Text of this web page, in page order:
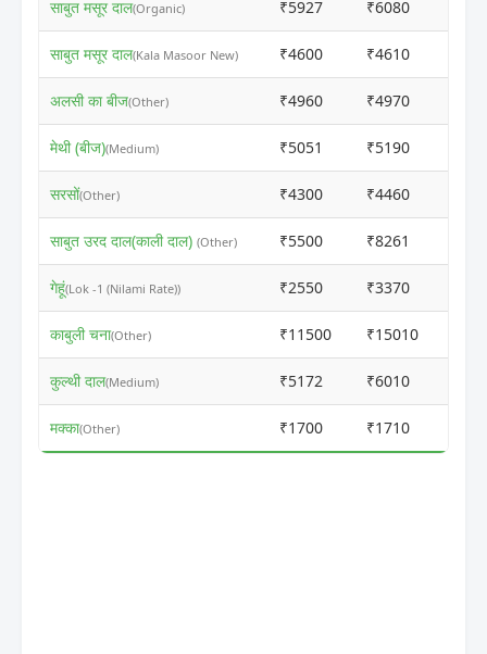
साबुत मसूर दाल(Organic) ₹5927 ₹6080
साबुत मसूर दाल(Kala Masoor New) ₹4600 ₹4610
अलसी का बीज(Other) ₹4960 ₹4970
मेथी (बीज)(Medium) ₹5051 ₹5190
सरसों(Other) ₹4300 ₹4460
साबुत उरद दाल(काली दाल) (Other) ₹5500 ₹8261
गेहूं(Lok -1 (Nilami Rate)) ₹2550 ₹3370
काबुली चना(Other) ₹11500 ₹15010
कुल्थी दाल(Medium) ₹5172 ₹6010
मक्का(Other) ₹1700 ₹1710